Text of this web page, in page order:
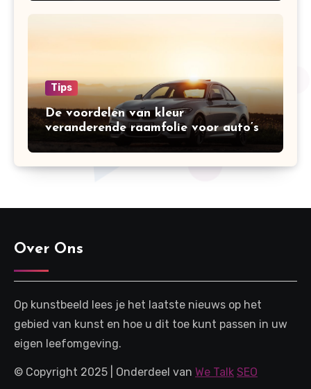
Tips
De voordelen van kleur
veranderende raamfolie voor auto’s
Over Ons
Op kunstbeeld lees je het laatste nieuws op het
gebied van kunst en hoe u dit toe kunt passen in uw
eigen leefomgeving.
© Copyright 2025 | Onderdeel van We Talk SEO